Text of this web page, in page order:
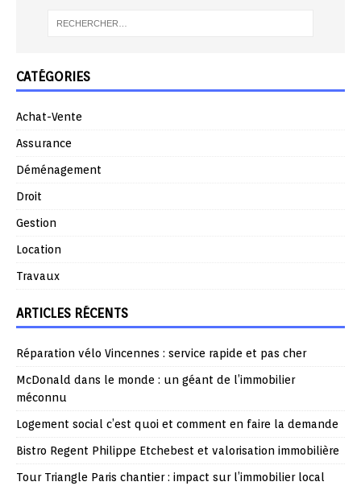
CATÉGORIES
Achat-Vente
Assurance
Déménagement
Droit
Gestion
Location
Travaux
ARTICLES RÉCENTS
Réparation vélo Vincennes : service rapide et pas cher
McDonald dans le monde : un géant de l’immobilier
méconnu
Logement social c’est quoi et comment en faire la demande
Bistro Regent Philippe Etchebest et valorisation immobilière
Tour Triangle Paris chantier : impact sur l’immobilier local